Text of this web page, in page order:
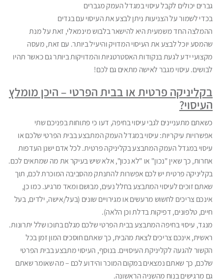
גברים יכולים לקבל עיסוי במגדל העמק מגברים
בכדי לשמור על הצניעות ניתן לבצע את העיסוי עם בגדים
ההמלצה החד משמעית היא להישאר בלבוש מינמאלי, זאת על מנת
שהמסע יוכל לבצע את העיסוי המדויק והיעיל ביותר. עם זאת, מעסה
מקצועי ידע לגעת בנקודות האסטרטגיות והמדויקות ביותר גם כאשר תהיו
לבושים. עיסוי מגבר לאישה מתאים גם לכם!
בקליניקה פרטית או בבית הפרטי – היכן מומלץ
העיסוי?
כשאתם מתעניינים לגבי עיסוי בחיפה, דעו כי פתוחות בפניכם שתי
אפשרויות עיקריות: עיסוי במגדל העמק המתבצע בבית הפרטי שלכם או
עיסוי במגדל העמק המתבצע בקליניקה פרטית. לכל אדם ישנן העדפות
אחרות, כך שאין "נכון" או "לא נכון", אלא שיש בעיקר את מה שמתאים לכם.
בקליניקה פרטית יש לכם אפשרות להתנתק מהסביבה המוכרת לכם, תוך
שאתם זוכים לעיסוי המתבצע בחלל נעים, מבושם ומאד מרגיע. כמו כן,
אינכם צריכים לחשוש מרעשים או מגירויים שונים (בעל/אישה, ילדים, בעל
חיים, טלפונים, דפיקות בדלת וכן הלאה).
מנגד, עיסוי בחיפה המתבצע בבית הפרטי שלכם מגלם בתוכו שלל יתרונות.
ראשית, אינכם צריכים לצאת מהבית, כך שאתם חוסכים המון זמן בכל
הקשור להגעה לקליניקת העיסויים. בנוסף, העיסוי מתבצע בבית הפרטי
שלכם, כך שאתם נמצאים במקום המוכר והידוע לכם – מה שאומר שאתם
גם מרגישים בנוח מהשניה הראשונה.